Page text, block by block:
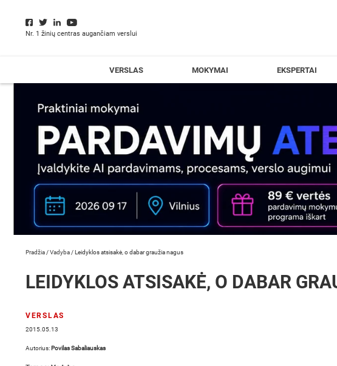
Nr. 1 žinių centras augančiam verslui
VERSLAS MOKYMAI EKSPERTAI
Pradžia /Vadyba /Leidyklos atsisakė, o dabar graužia nagus
LEIDYKLOS ATSISAKĖ, O DABAR
VERSLAS
2015.05.13
Autorius: Povilas Sabaliauskas